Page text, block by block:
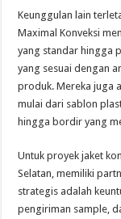
Keunggulan lain
Maximal Konveksi
yang standar hingga
yang sesuai dengan
produk. Mereka juga
mulai dari sablon
hingga bordir yang
Untuk proyek jaket
Selatan, memiliki
strategis adalah
pengiriman sample,